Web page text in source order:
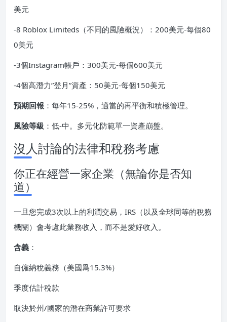
美元
-8 Roblox Limiteds（不同的風險概況）：200美元-每個80
0美元
-3個Instagram帳戶：300美元-每個600美元
-4個高潛力”登月”資產：50美元-每個150美元
預期回報 ：每年15-25%，適當的再平衡和積極管理。
風險等級 ：低-中。多元化防範單一資產崩盤。
沒人討論的法律和稅務考慮
你正在經營一家企業（無論你是否知
道）
一旦您完成3次以上的利潤交易，IRS（以及全球同等的稅務
機關）會考慮此業務收入，而不是愛好收入。
含義 ：
自僱納稅義務（美國爲15.3%）
季度估計稅款
取決於州/國家的潛在商業許可要求